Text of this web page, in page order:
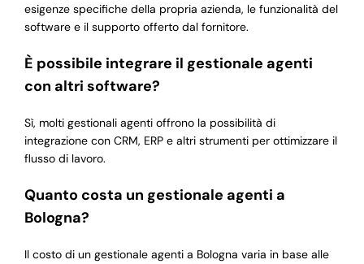
esigenze specifiche della propria azienda, le funzionalità del
software e il supporto offerto dal fornitore.
È possibile integrare il gestionale agenti
con altri software?
Sì, molti gestionali agenti offrono la possibilità di
integrazione con CRM, ERP e altri strumenti per ottimizzare il
flusso di lavoro.
Quanto costa un gestionale agenti a
Bologna?
Il costo di un gestionale agenti a Bologna varia in base alle